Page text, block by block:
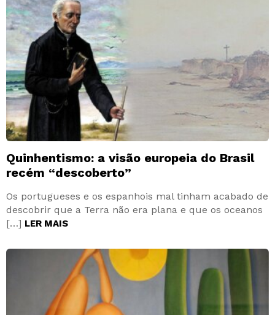
Quinhentismo: a visão europeia do Brasil
recém “descoberto”
Os portugueses e os espanhois mal tinham acabado de
descobrir que a Terra não era plana e que os oceanos
[…] LER MAIS